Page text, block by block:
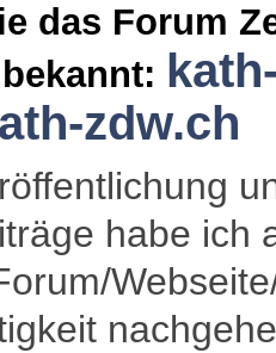
das Forum
zdw.ch
habe ich